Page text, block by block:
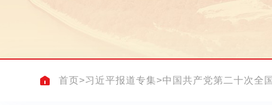
首页>习近平报道专集>中国共产党第二十次全